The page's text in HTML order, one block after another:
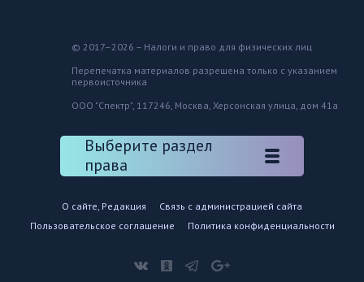
© 2017–2026 – Налоги и право для физических лиц
Перепечатка материалов разрешена только с указанием
первоисточника
ООО "Спектр", 117246, Москва, Херсонская улица, дом 41а
Выберите раздел
права
О сайте, Редакция
Связь с администрацией сайта
Пользовательское соглашение
Политика конфиденциальности